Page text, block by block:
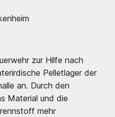
zur Hilfe nach
Pelletlager der
an. Durch den
Material und die
mehr